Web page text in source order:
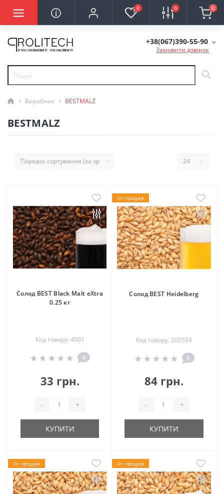
0 0 0
+38(067)390-55-90
Замовити дзвінок
Виробник BESTMALZ
BESTMALZ
Солод BEST Black Malt eXtra
0.25 кг
Код товару: 4007
0
33 грн.
- +
КУПИТИ
Хіт продаж
Солод BEST Heidelberg
Код товару: 200554
0
84 грн.
- +
КУПИТИ
Хіт продаж Хіт продаж